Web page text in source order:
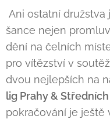
Ani ostatní družstva
šance nejen
dění na čelních
pro vítězství v
dvou nejlepších na
lig Prahy &
pokračování je